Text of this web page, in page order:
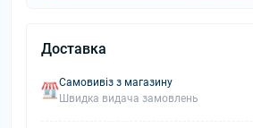
Доставка
Самовивіз з магазину
Швидка видача замовлень